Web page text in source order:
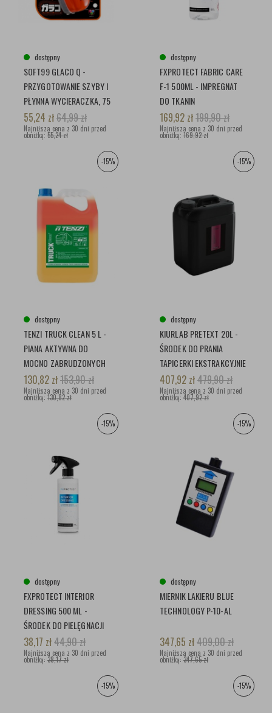
dostępny
SOFT99 GLACO Q -
PRZYGOTOWANIE SZYBY I
PŁYNNA WYCIERACZKA, 75
ML
55,24 zł64,99zł
Najniższa cena z 30 dni przed
obniżką: 55,24 zł
dostępny
FXPROTECT FABRIC CARE
F-1 500ML - IMPREGNAT
DO TKANIN
169,92 zł199,90zł
Najniższa cena z 30 dni przed
obniżką: 169,92 zł
-15%
dostępny
TENZI TRUCK CLEAN 5 L -
PIANA AKTYWNA DO
MOCNO ZABRUDZONYCH
POWIERZCHNI
130,82 zł153,90zł
Najniższa cena z 30 dni przed
obniżką: 130,82 zł
-15%
dostępny
KIURLAB PRETEXT 20L -
ŚRODEK DO PRANIA
TAPICERKI EKSTRAKCYJNIE
407,92 zł479,90zł
Najniższa cena z 30 dni przed
obniżką: 407,92 zł
-15%
dostępny
FXPROTECT INTERIOR
DRESSING 500 ML -
ŚRODEK DO PIELĘGNACJI
TWORZYW SZTUCZNYCH
38,17 zł44,90zł
Najniższa cena z 30 dni przed
obniżką: 38,17 zł
-15%
dostępny
MIERNIK LAKIERU BLUE
TECHNOLOGY P-10-AL
347,65 zł409,00zł
Najniższa cena z 30 dni przed
obniżką: 347,65 zł
-15% -15%